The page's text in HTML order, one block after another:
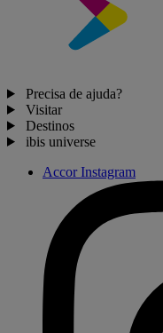
Precisa de ajuda?
Visitar
Destinos
ibis universe
Accor Instagram